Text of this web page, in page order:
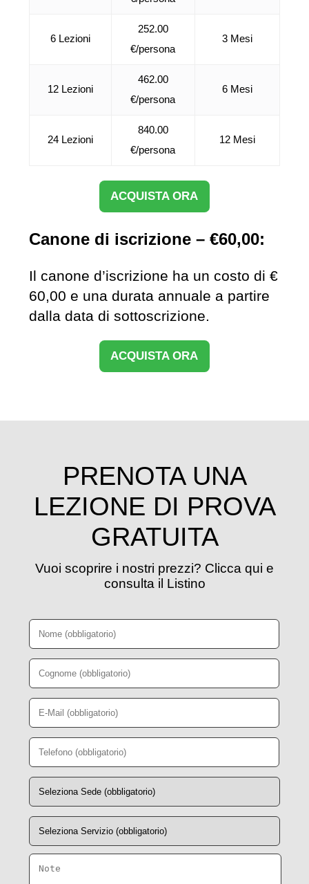
6 Lezioni
252.00
€/persona
3 Mesi
12 Lezioni
462.00
€/persona
6 Mesi
24 Lezioni
840.00
€/persona
12 Mesi
ACQUISTA ORA
Canone di iscrizione – €60,00:
Il canone d’iscrizione ha un costo di €
60,00 e una durata annuale a partire
dalla data di sottoscrizione.
ACQUISTA ORA
PRENOTA UNA
LEZIONE DI PROVA
GRATUITA
Vuoi scoprire i nostri prezzi? Clicca qui e
consulta il Listino